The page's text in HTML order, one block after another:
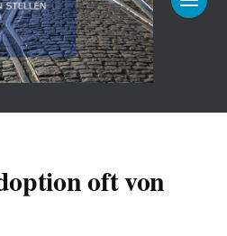
oft von